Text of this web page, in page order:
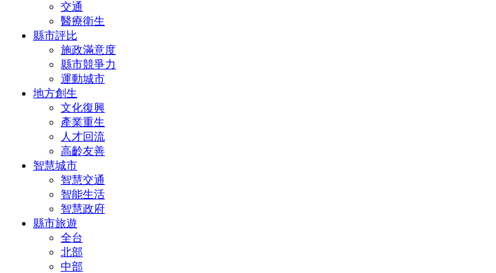
交通
醫療衛生
縣市評比
施政滿意度
縣市競爭力
運動城市
地方創生
文化復興
產業重生
人才回流
高齡友善
智慧城市
智慧交通
智能生活
智慧政府
縣市旅遊
全台
北部
中部